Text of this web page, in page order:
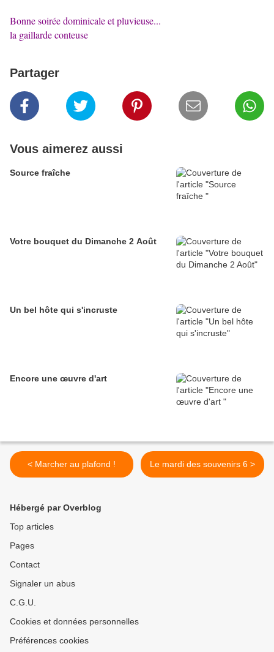
Bonne soirée dominicale et pluvieuse...
la gaillarde conteuse
Partager
Vous aimerez aussi
Source fraîche
Votre bouquet du Dimanche 2 Août
Un bel hôte qui s'incruste
Encore une œuvre d'art
< Marcher au plafond ! Le mardi des souvenirs 6 >
Hébergé par Overblog
Top articles
Pages
Contact
Signaler un abus
C.G.U.
Cookies et données personnelles
Préférences cookies